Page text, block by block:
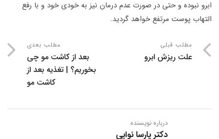
ابرو نبوده و حتی در صورت عدم درمان نیز به خودی خود و با رفع
التهاب پوست مرتفع خواهد گردید.
مطلب قبلی
علت ریزش ابرو
مطلب بعدی
بعد از کاشت مو چی
بخوریم؟ | تغذیه بعد از
کاشت مو
درباره نویسنده
دکتر پارسا نوایی